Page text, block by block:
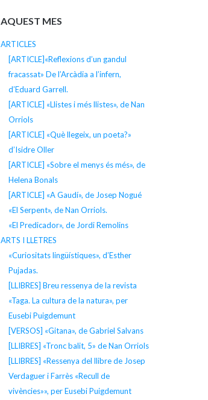
AQUEST MES
ARTICLES
[ARTICLE]«Reflexions d’un gandul
fracassat» De l’Arcàdia a l’infern,
d’Eduard Garrell.
[ARTICLE] «Llistes i més llistes», de Nan
Orriols
[ARTICLE] «Què llegeix, un poeta?»
d’Isidre Oller
[ARTICLE] «Sobre el menys és més», de
Helena Bonals
[ARTICLE] «A Gaudí», de Josep Nogué
«El Serpent», de Nan Orriols.
«El Predicador», de Jordi Remolins
ARTS I LLETRES
«Curiositats lingüístiques», d’Esther
Pujadas.
[LLIBRES] Breu ressenya de la revista
«Taga. La cultura de la natura», per
Eusebi Puigdemunt
[VERSOS] «Gitana», de Gabriel Salvans
[LLIBRES] «Tronc balit, 5» de Nan Orriols
[LLIBRES] «Ressenya del llibre de Josep
Verdaguer i Farrès «Recull de
vivències»», per Eusebi Puigdemunt